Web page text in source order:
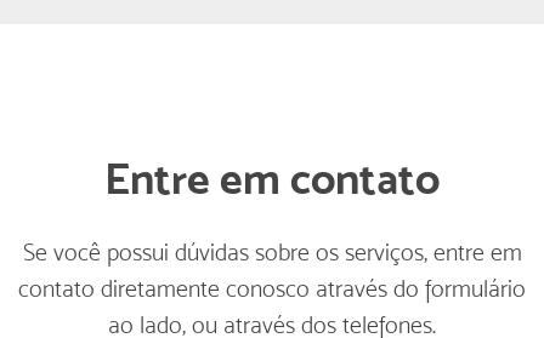
Entre em contato
Se você possui dúvidas sobre os serviços, entre em
contato diretamente conosco através do formulário
ao lado, ou através dos telefones.